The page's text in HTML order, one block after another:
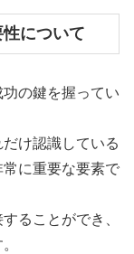
について
の鍵を握ってい
け認識している
に重要な要素で
ることができ、